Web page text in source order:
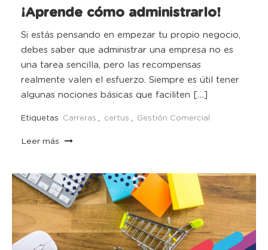
¡Aprende cómo administrarlo!
Si estás pensando en empezar tu propio negocio,
debes saber que administrar una empresa no es
una tarea sencilla, pero las recompensas
realmente valen el esfuerzo. Siempre es útil tener
algunas nociones básicas que faciliten […]
Etiquetas Carreras , certus , Gestión Comercial
Leer más